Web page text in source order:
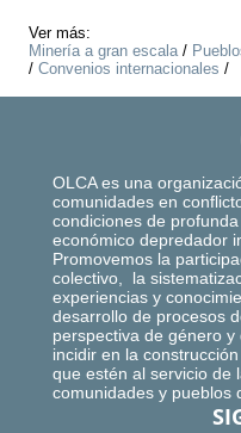
Ver más:
Minería a gran escala/
/ Convenios internacionales /
OLCA es una
comunidades en
condiciones de
económico depredador
Promovemos la
colectivo, la
experiencias y
desarrollo de procesos
perspectiva de género
incidir en la
que estén al servicio de
comunidades y pueblos